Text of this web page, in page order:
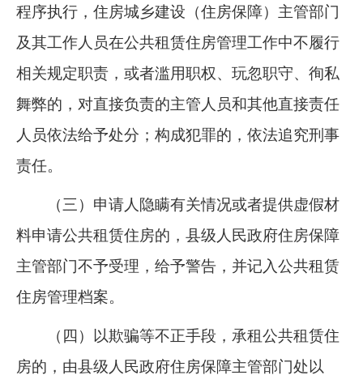
程序执行，住房城乡建设（住房保障）主管部门
及其工作人员在公共租赁住房管理工作中不履行
相关规定职责，或者滥用职权、玩忽职守、徇私
舞弊的，对直接负责的主管人员和其他直接责任
人员依法给予处分；构成犯罪的，依法追究刑事
责任。
（三）申请人隐瞒有关情况或者提供虚假材
料申请公共租赁住房的，县级人民政府住房保障
主管部门不予受理，给予警告，并记入公共租赁
住房管理档案。
（四）以欺骗等不正手段，承租公共租赁住
房的，由县级人民政府住房保障主管部门处以